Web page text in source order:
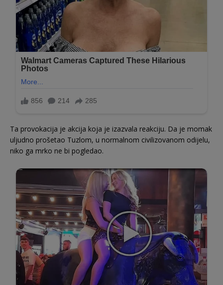
Ta provokacija je akcija koja je izazvala reakciju. Da je momak
uljudno prošetao Tuzlom, u normalnom civilizovanom odijelu,
niko ga mrko ne bi pogledao.